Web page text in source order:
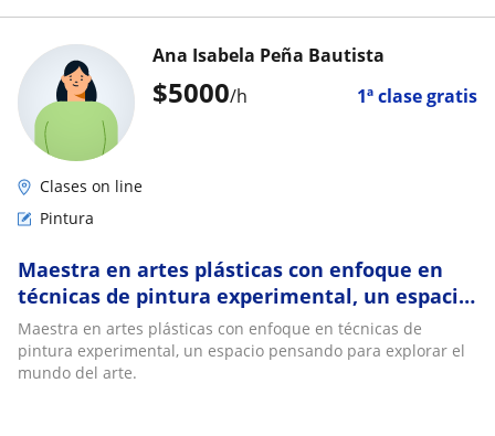
$5000/h 1ª clase gratis
Ana Isabela Peña Bautista
Clases on line
Pintura
Maestra en artes plásticas con enfoque en
técnicas de pintura experimental, un espacio
pensando para explorar el mundo del arte
Maestra en artes plásticas con enfoque en técnicas de
pintura experimental, un espacio pensando para explorar el
mundo del arte.